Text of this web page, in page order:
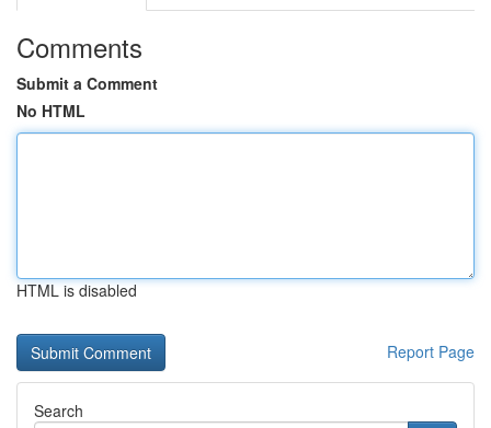
Comments
Submit a Comment
No HTML
HTML is disabled
Report Page
Search